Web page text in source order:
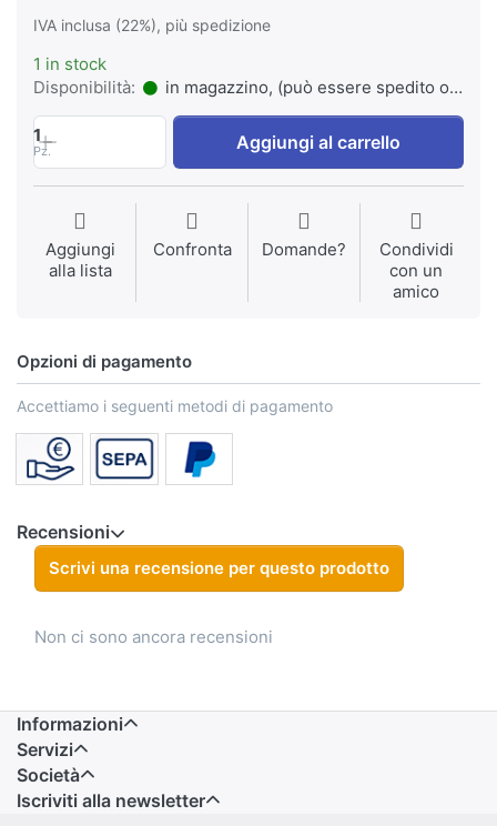
IVA inclusa (22%), più spedizione
1 in stock
Disponibilità:
in magazzino, (può essere spedito o ritirato)
1
Pz. Aggiungi al carrello
Aggiungi
alla lista
Confronta Domande?
Condividi
con un
amico
Opzioni di pagamento
Accettiamo i seguenti metodi di pagamento
Recensioni
Scrivi una recensione per questo prodotto
Non ci sono ancora recensioni
Informazioni
Servizi
Società
Iscriviti alla newsletter